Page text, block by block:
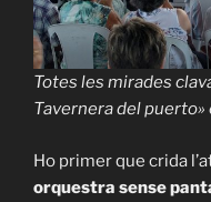
Totes les mirades
Tavernera del puerto»
Ho primer que crida
orquestra sense